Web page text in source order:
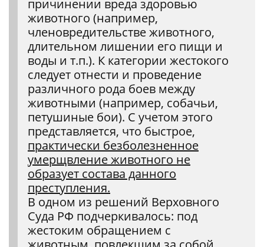
причинении вреда здоровью
животного (например,
членовредительстве животного,
длительном лишении его пищи и
воды и т.п.). К категории жестокого
следует отнести и проведение
различного рода боев между
животными (например, собачьи,
петушиные бои). С учетом этого
представляется, что быстрое,
практически безболезненное
умерщвление животного не
образует состава данного
преступления.
В одном из решений Верховного
Суда РФ подчеркивалось: под
жестоким обращением с